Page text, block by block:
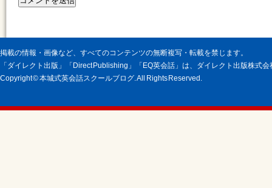
掲載の情報・画像など、すべてのコンテンツの無断複写・転載を禁じます。
「ダイレクト出版」「Direct Publishing」「EQ英会話」は、ダイレクト出版株式
Copyright © 本城式英会話スクールブログ. All Rights Reserved.